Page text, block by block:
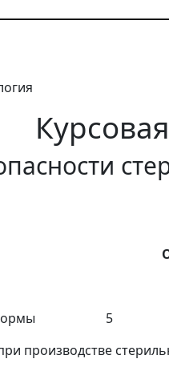
Курсовая
формы 5
при производстве